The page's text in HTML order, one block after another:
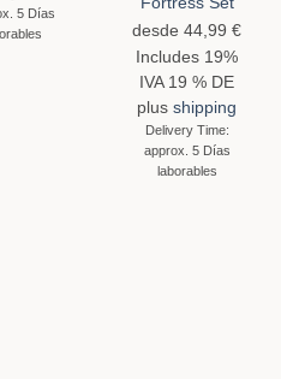
5 Días
desde44,99€
Includes 19%
IVA 19 % DE
plusshipping
Delivery Time:
approx. 5 Días
laborables